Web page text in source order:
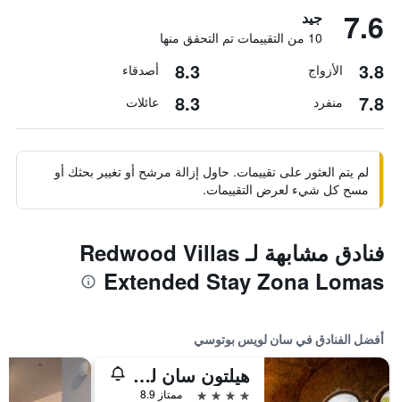
7.6 جيد
10 من التقييمات تم التحقق منها
3.8 الأزواج 8.3 أصدقاء
7.8 منفرد 8.3 عائلات
لم يتم العثور على تقييمات. حاول إزالة مرشح أو تغيير بحثك أو
مسح كل شيء لعرض التقييمات.
فنادق مشابهة لـ Redwood Villas
Extended Stay Zona Lomas
أفضل الفنادق في سان لويس بوتوسي
هيلتون سان لوي بوتوسي
4 نجوم ممتاز 8.9